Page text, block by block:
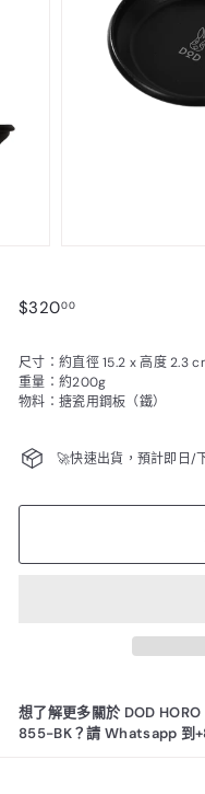
$32000$320.00
尺寸：約直徑 15.2 x 高度 2.3
重量：約200g
物料：搪瓷用鋼板（鐵）
🚀快速出貨，預計即日/
想了解更多關於 DOD
855-BK？請 Whatsapp 到